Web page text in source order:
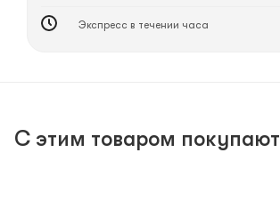
Экспресс в течении часа
С этим товаром покупают